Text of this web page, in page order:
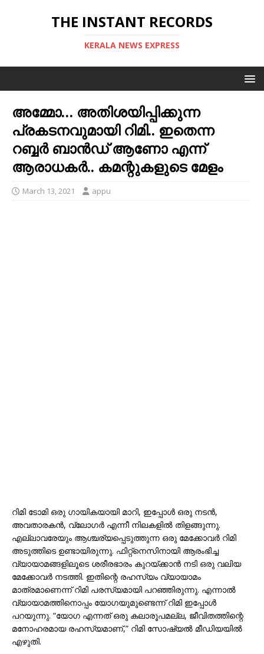
THE INSTANT RECORDS
KERALA NEWS EXPRESS
അമ്മോ… അതിശയിപ്പിക്കുന്ന
പ്രകടനവുമായി റിമി.. ഇതെന്ന
റബ്ബര്‍ ബാന്‍ഡ് ആണോ എന്ന്
ആരാധകര്‍.. കമന്റുകളുടെ മേളം
March 13, 2021 appu
റിമി ടോമി ഒരു ഗായികയായി മാറി, ഇപ്പോൾ ഒരു നടൻ,
അവതാരകൻ, വ്ലോഗർ എന്നീ നിലകളിൽ തിളങ്ങുന്നു.
എല്ലാവരേയും ആശ്ചര്യപ്പെടുത്തുന്ന ഒരു മേക്കോവർ റിമി
അടുത്തിടെ ഉണ്ടായിരുന്നു. ഫിറ്റ്‌നെസിനായി ആരംഭിച്ച
വ്യായാമങ്ങളിലൂടെ ശരീരഭാരം കുറയ്ക്കാൻ നടി ഒരു വലിയ
മേക്കോവർ നടത്തി. ഇതിന്റെ രഹസ്യം വ്യായാമം
മാത്രമാണെന്ന് റിമി പരസ്യമായി പറഞ്ഞിരുന്നു. എന്നാൽ
വ്യായാമത്തിനൊപ്പം യോഗയുമുണ്ടെന്ന് റിമി ഇപ്പോൾ
പറയുന്നു. “യോഗ എന്നത് ഒരു കലാരൂപമല്ല, ജീവിതത്തിന്റെ
മനോഹരമായ രഹസ്യമാണ്,” റിമി സോഷ്യൽ മീഡിയയിൽ
എഴുതി.